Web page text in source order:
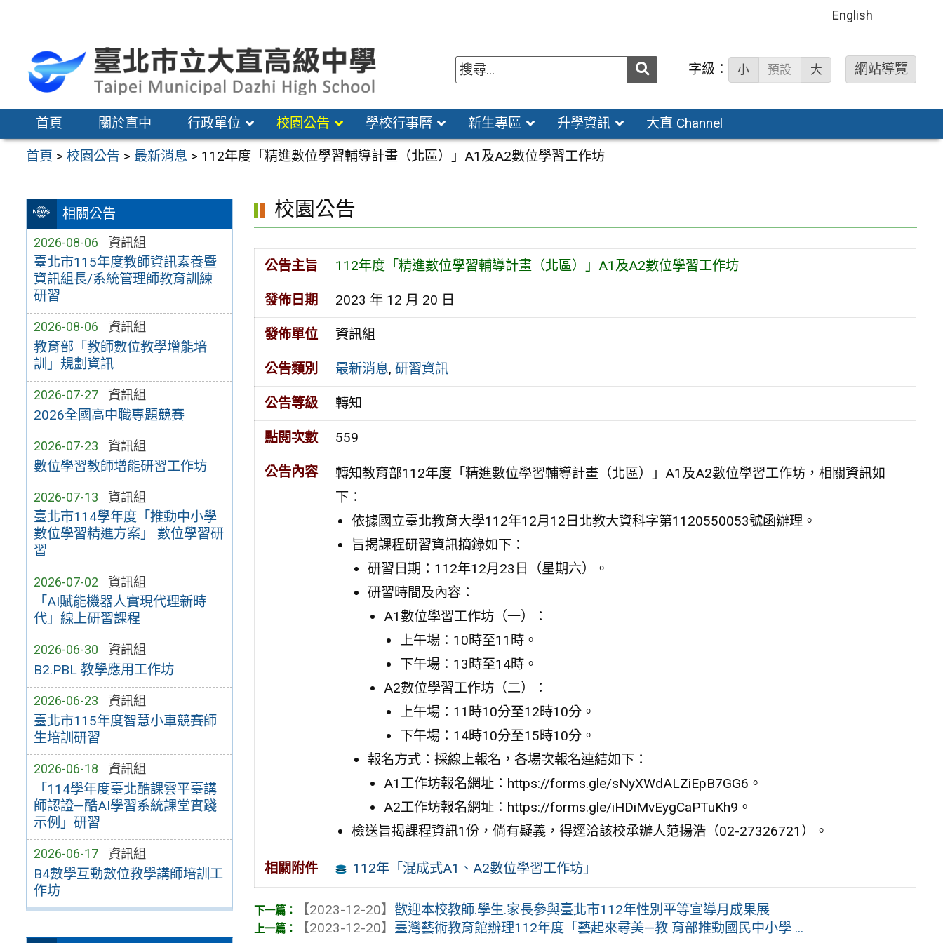
區
English
送出 字級： 小 預設 大 網站導覽
首頁 關於直中 行政單位 校園公告 學校行事曆 新生專區 升學資訊 大直 Channel
首頁 >校園公告 > 最新消息 > 112年度「精進數位學習輔導計畫（北區）」A1及A2數位學習工作坊
相關公告
2026-08-06 資訊組
臺北市115年度教師資訊素養暨
資訊組長/系統管理師教育訓練
研習
2026-08-06 資訊組
教育部「教師數位教學增能培
訓」規劃資訊
2026-07-27 資訊組
2026全國高中職專題競賽
2026-07-23 資訊組
數位學習教師增能研習工作坊
2026-07-13 資訊組
臺北市114學年度「推動中小學
數位學習精進方案」 數位學習研
習
2026-07-02 資訊組
「AI賦能機器人實現代理新時
代」線上研習課程
2026-06-30 資訊組
B2.PBL 教學應用工作坊
2026-06-23 資訊組
臺北市115年度智慧小車競賽師
生培訓研習
2026-06-18 資訊組
「114學年度臺北酷課雲平臺講
師認證—酷AI學習系統課堂實踐
示例」研習
2026-06-17 資訊組
B4數學互動數位教學講師培訓工
作坊
校園公告
公告主旨 112年度「精進數位學習輔導計畫（北區）」A1及A2數位學習工作坊
發佈日期 2023 年 12 月 20 日
發佈單位 資訊組
公告類別 最新消息, 研習資訊
公告等級 轉知
點閱次數 559
公告內容
轉知教育部112年度「精進數位學習輔導計畫（北區）」A1及A2數位學習工作坊，相關資訊如
下：
依據國立臺北教育大學112年12月12日北教大資科字第1120550053號函辦理。
旨揭課程研習資訊摘錄如下：
研習日期：112年12月23日（星期六）。
研習時間及內容：
A1數位學習工作坊（一）：
上午場：10時至11時。
下午場：13時至14時。
A2數位學習工作坊（二）：
上午場：11時10分至12時10分。
下午場：14時10分至15時10分。
報名方式：採線上報名，各場次報名連結如下：
A1工作坊報名網址：https://forms.gle/sNyXWdALZiEpB7GG6。
A2工作坊報名網址：https://forms.gle/iHDiMvEygCaPTuKh9。
檢送旨揭課程資訊1份，倘有疑義，得逕洽該校承辦人范揚浩（02-27326721）。
相關附件 112年「混成式A1、A2數位學習工作坊」
【2023-12-20】歡迎本校教師.學生.家長參與臺北市112年性別平等宣導月成果展
【2023-12-20】 臺灣藝術教育館辦理112年度「藝起來尋美—教 育部推動國民中小學 ...